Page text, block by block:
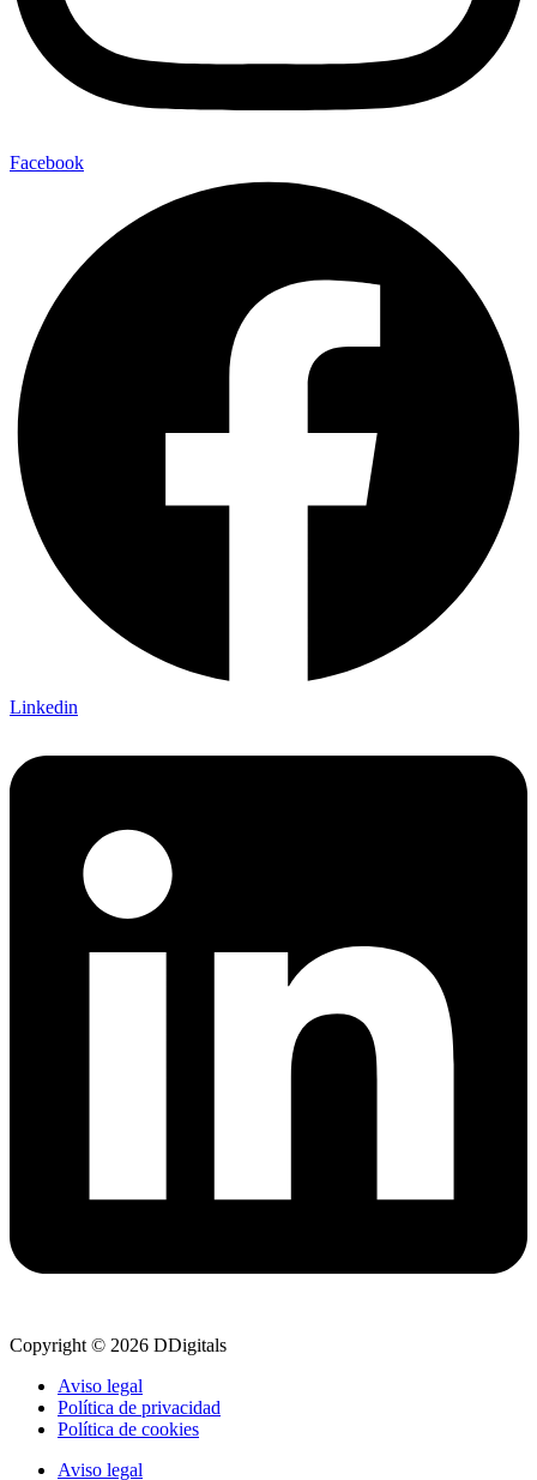
Facebook
Linkedin
Copyright © 2026 DDigitals
Aviso legal
Política de privacidad
Política de cookies
Aviso legal